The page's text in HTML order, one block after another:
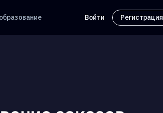
Войти Регистрация